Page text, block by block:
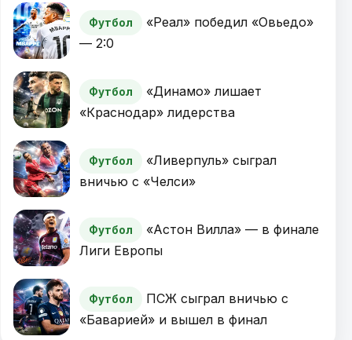
Футбол
«Реал» победил «Овьедо»
— 2:0
Футбол
«Динамо» лишает
«Краснодар» лидерства
Футбол
«Ливерпуль» сыграл
вничью с «Челси»
Футбол
«Астон Вилла» — в финале
Лиги Европы
Футбол
ПСЖ сыграл вничью с
«Баварией» и вышел в финал